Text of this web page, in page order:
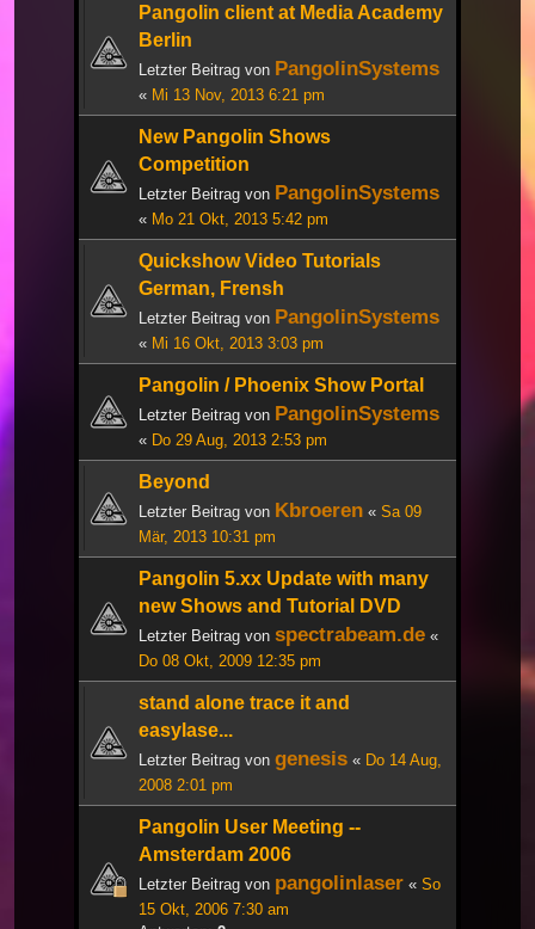
Pangolin client at Media Academy
Berlin
Letzter Beitrag von PangolinSystems
« Mi 13 Nov, 2013 6:21 pm
New Pangolin Shows
Competition
Letzter Beitrag von PangolinSystems
« Mo 21 Okt, 2013 5:42 pm
Quickshow Video Tutorials
German, Frensh
Letzter Beitrag von PangolinSystems
« Mi 16 Okt, 2013 3:03 pm
Pangolin / Phoenix Show Portal
Letzter Beitrag von PangolinSystems
« Do 29 Aug, 2013 2:53 pm
Beyond
Letzter Beitrag von Kbroeren « Sa 09
Mär, 2013 10:31 pm
Pangolin 5.xx Update with many
new Shows and Tutorial DVD
Letzter Beitrag von spectrabeam.de «
Do 08 Okt, 2009 12:35 pm
stand alone trace it and
easylase...
Letzter Beitrag von genesis « Do 14 Aug,
2008 2:01 pm
Pangolin User Meeting --
Amsterdam 2006
Letzter Beitrag von pangolinlaser « So
15 Okt, 2006 7:30 am